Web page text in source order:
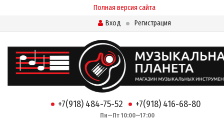
Полная версия сайта
Вход
Регистрация
+7(918) 484-75-52 +7(918) 416-68-80
Пн—Пт 10:00—17:00